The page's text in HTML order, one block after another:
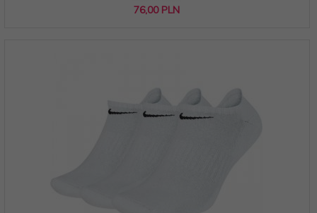
76,00 PLN